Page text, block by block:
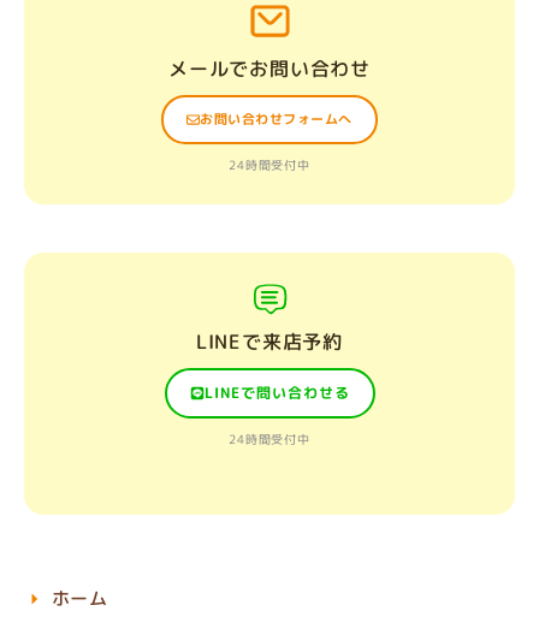
メールでお問い合わせ
お問い合わせフォームへ
24時間受付中
LINEで来店予約
LINEで問い合わせる
24時間受付中
ホーム